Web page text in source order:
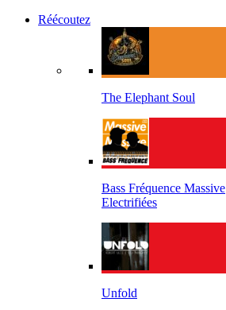
Réécoutez
The Elephant Soul
Bass Fréquence Massive
Electrifiées
Unfold